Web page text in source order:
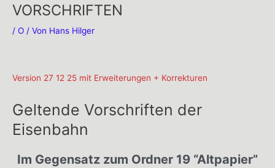
VORSCHRIFTEN
/ O / Von Hans Hilger
Version 27 12 25 mit Erweiterungen + Korrekturen
Geltende Vorschriften der
Eisenbahn
Im Gegensatz zum Ordner 19 “Altpapier”